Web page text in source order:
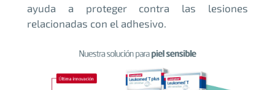
ayuda a proteger contra las lesiones
relacionadas con el adhesivo.